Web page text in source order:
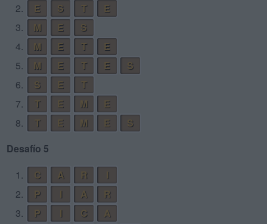
2.
E S T
E
3.
M E
S
4.
M E T
E
5.
M E T E
S
6.
S E
T
7.
T E M
E
8.
T E M E
S
Desafío 5
1.
C A R
2.
P A
R
3.
P C
A